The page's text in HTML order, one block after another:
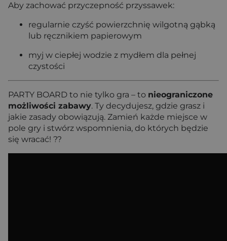
Aby zachować przyczepność przyssawek:
regularnie czyść powierzchnię wilgotną gąbką
lub ręcznikiem papierowym
myj w ciepłej wodzie z mydłem dla pełnej
czystości
PARTY BOARD to nie tylko gra – to nieograniczone
możliwości zabawy. Ty decydujesz, gdzie grasz i
jakie zasady obowiązują. Zamień każde miejsce w
pole gry i stwórz wspomnienia, do których będzie
się wracać! ??